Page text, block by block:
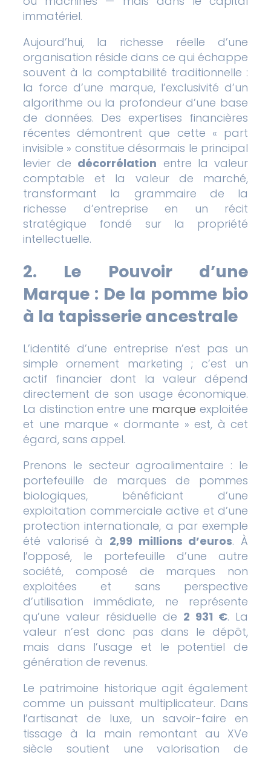
immatériel.
Aujourd’hui, la richesse réelle d’une
organisation réside dans ce qui échappe
souvent à la comptabilité traditionnelle :
la force d’une marque, l’exclusivité d’un
algorithme ou la profondeur d’une base
de données. Des expertises financières
récentes démontrent que cette « part
invisible » constitue désormais le principal
levier de décorrélation entre la valeur
comptable et la valeur de marché,
transformant la grammaire de la
richesse d’entreprise en un récit
stratégique fondé sur la propriété
intellectuelle.
2. Le Pouvoir d’une
Marque : De la pomme bio
à la tapisserie ancestrale
L’identité d’une entreprise n’est pas un
simple ornement marketing ; c’est un
actif financier dont la valeur dépend
directement de son usage économique.
La distinction entre une marqueexploitée
et une marque « dormante » est, à cet
égard, sans appel.
Prenons le secteur agroalimentaire : le
portefeuille de marques de pommes
biologiques, bénéficiant d’une
exploitation commerciale active et d’une
protection internationale, a par exemple
été valorisé à 2,99 millions d’euros. À
l’opposé, le portefeuille d’une autre
société, composé de marques non
exploitées et sans perspective
d’utilisation immédiate, ne représente
qu’une valeur résiduelle de 2 931 €. La
valeur n’est donc pas dans le dépôt,
mais dans l’usage et le potentiel de
génération de revenus.
Le patrimoine historique agit également
comme un puissant multiplicateur. Dans
l’artisanat de luxe, un savoir-faire en
tissage à la main remontant au XVe
siècle soutient une valorisation de